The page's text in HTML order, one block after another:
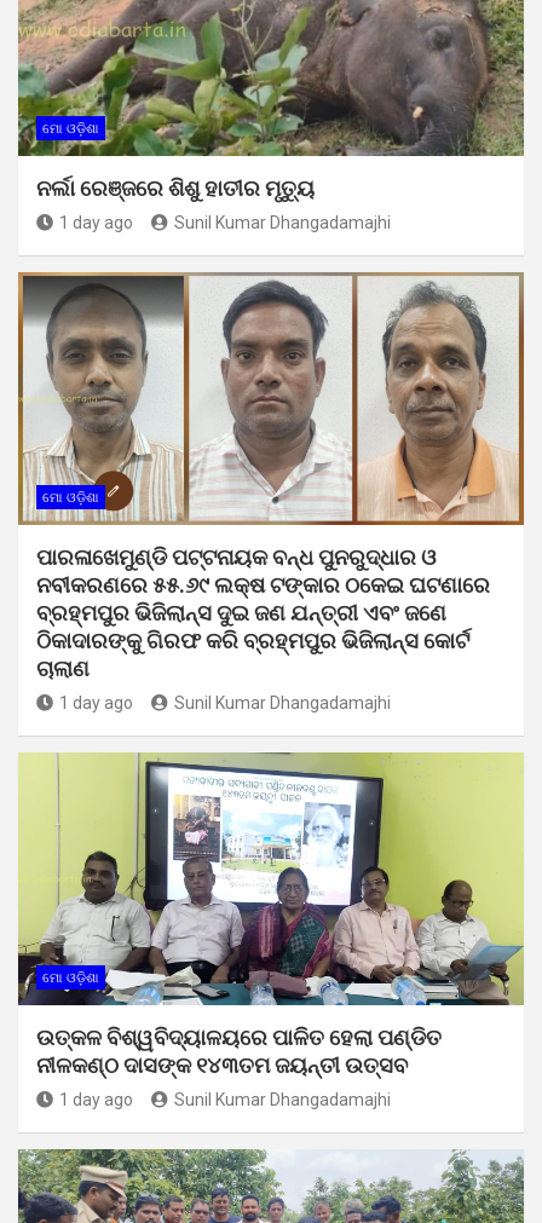
ମୋ ଓଡ଼ିଶା
ନର୍ଲା ରେଞ୍ଜରେ ଶିଶୁ ହାତୀର ମୃତ୍ୟୁ
1 day ago Sunil Kumar Dhangadamajhi
ମୋ ଓଡ଼ିଶା
ପାରଳାଖେମୁଣ୍ଡି ପଟ୍ଟନାୟକ ବନ୍ଧ ପୁନରୁଦ୍ଧାର ଓ
ନବୀକରଣରେ ୫୫.୬୯ ଲକ୍ଷ ଟଙ୍କାର ଠକେଇ ଘଟଣାରେ
ବ୍ରହ୍ମପୁର ଭିଜିଲାନ୍ସ ଦୁଇ ଜଣ ଯନ୍ତ୍ରୀ ଏବଂ ଜଣେ
ଠିକାଦାରଙ୍କୁ ଗିରଫ କରି ବ୍ରହ୍ମପୁର ଭିଜିଲାନ୍ସ କୋର୍ଟ
ଚାଲାଣ
1 day ago Sunil Kumar Dhangadamajhi
ମୋ ଓଡ଼ିଶା
ଉତ୍କଳ ବିଶ୍ୱବିଦ୍ୟାଳୟରେ ପାଳିତ ହେଲା ପଣ୍ଡିତ
ନୀଳକଣ୍ଠ ଦାସଙ୍କ ୧୪୩ତମ ଜୟନ୍ତୀ ଉତ୍ସବ
1 day ago Sunil Kumar Dhangadamajhi